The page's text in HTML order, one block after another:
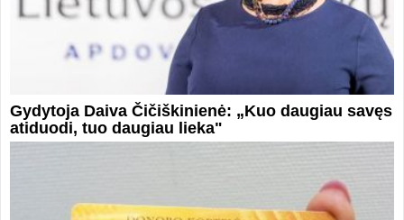
Gydytoja Daiva Čičiškinienė: „Kuo daugiau savęs
atiduodi, tuo daugiau lieka"